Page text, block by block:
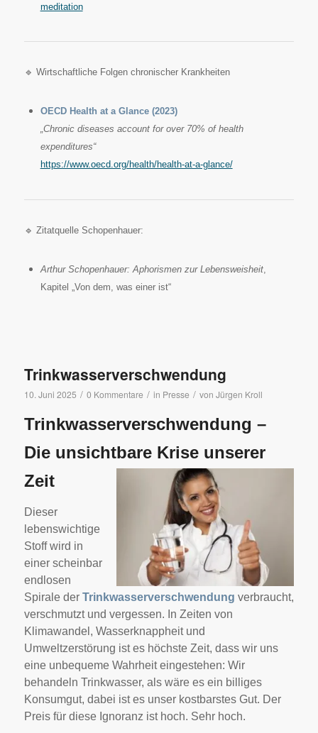
meditation
🔹 Wirtschaftliche Folgen chronischer Krankheiten
OECD Health at a Glance (2023)
„Chronic diseases account for over 70% of health
expenditures“
https://www.oecd.org/health/health-at-a-glance/
🔹 Zitatquelle Schopenhauer:
Arthur Schopenhauer: Aphorismen zur Lebensweisheit,
Kapitel „Von dem, was einer ist“
Trinkwasserverschwendung
10. Juni 2025 / 0 Kommentare / in Presse / von Jürgen Kroll
Trinkwasserverschwendung –
Die unsichtbare Krise unserer
Zeit
Dieser
lebenswichtige
Stoff wird in
einer scheinbar
endlosen
Spirale der Trinkwasserverschwendung verbraucht,
verschmutzt und vergessen. In Zeiten von
Klimawandel, Wasserknappheit und
Umweltzerstörung ist es höchste Zeit, dass wir uns
eine unbequeme Wahrheit eingestehen: Wir
behandeln Trinkwasser, als wäre es ein billiges
Konsumgut, dabei ist es unser kostbarstes Gut. Der
Preis für diese Ignoranz ist hoch. Sehr hoch.